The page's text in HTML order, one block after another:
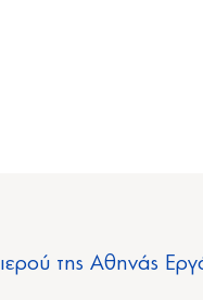
ιερού της Αθηνάς